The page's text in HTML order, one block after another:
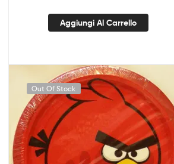
Aggiungi Al Carrello
Out Of Stock